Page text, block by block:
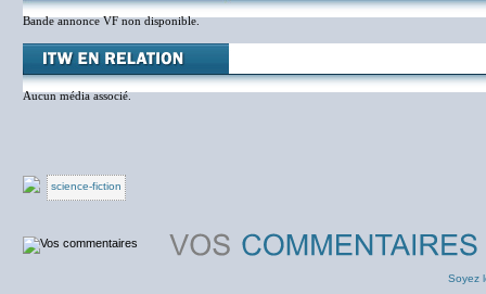
Bande annonce VF non disponible.
Aucun média associé.
science-fiction
Soyez